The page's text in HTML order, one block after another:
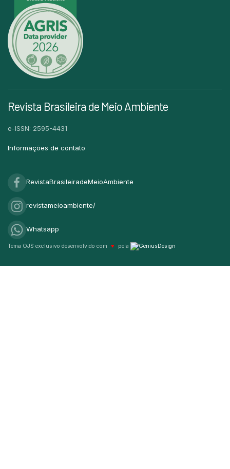
Revista Brasileira de Meio Ambiente
e-ISSN: 2595-4431
Informações de contato
RevistaBrasileiradeMeioAmbiente
revistameioambiente/
Whatsapp
Tema OJS exclusivo desenvolvido com ♥ pela